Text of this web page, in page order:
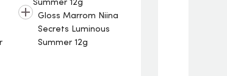
Gloss Marrom Niina
Secrets Luminous
Summer 12g